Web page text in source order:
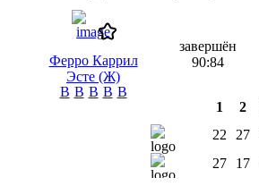
Ферро Каррил
Эсте (Ж)
В В В В В
завершён
90:84
1
22
27
2
27
17